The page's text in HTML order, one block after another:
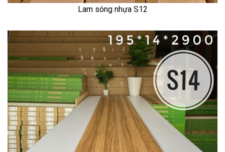
Lam sóng nhựa S12